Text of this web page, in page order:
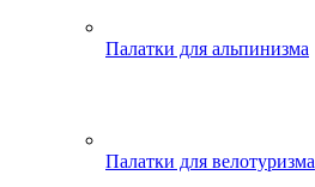
Палатки для альпинизма
Палатки для велотуризма